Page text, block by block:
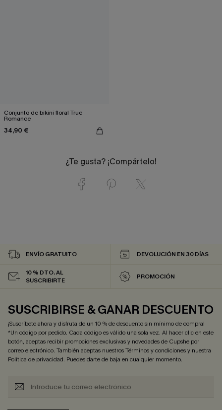
Conjunto de bikini floral True
Romance
34,90 €
¿Te gusta? ¡Compártelo!
ENVÍO GRATUITO DEVOLUCIÓN EN 30 DÍAS
10 % DTO. AL
SUSCRIBIRTE
PROMOCIÓN
SUSCRIBIRSE & GANAR DESCUENTO
¡Suscríbete ahora y disfruta de un 10 % de descuento sin mínimo de compra!
*Un código por pedido. Cada código es válido una sola vez. Al hacer clic en este
botón, aceptas recibir promociones exclusivas y novedades de Cupshe por
correo electrónico. También aceptas nuestrosTérminos y condicionesy nuestra
Política de privacidad. Puedes darte de baja en cualquier momento.